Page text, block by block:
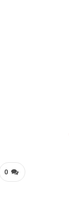
0